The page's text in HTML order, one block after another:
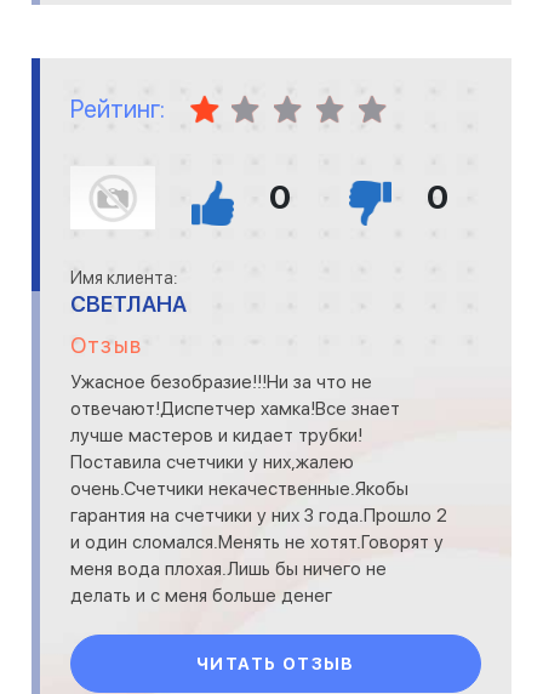
Рейтинг:
0 0
Имя клиента:
СВЕТЛАНА
Отзыв
Ужасное безобразие!!!Ни за что не
отвечают!Диспетчер хамка!Все знает
лучше мастеров и кидает трубки!
Поставила счетчики у них,жалею
очень.Счетчики некачественные.Якобы
гарантия на счетчики у них 3 года.Прошло 2
и один сломался.Менять не хотят.Говорят у
меня вода плохая.Лишь бы ничего не
делать и с меня больше денег
установили,что вода ни при ч
ЧИТАТЬ ОТЗЫВ